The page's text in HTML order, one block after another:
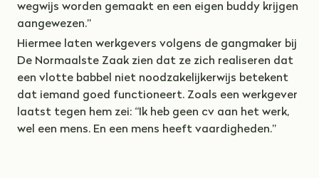
wegwijs worden gemaakt en een eigen buddy krijgen
aangewezen.”
Hiermee laten werkgevers volgens de gangmaker bij
De Normaalste Zaak zien dat ze zich realiseren dat
een vlotte babbel niet noodzakelijkerwijs betekent
dat iemand goed functioneert. Zoals een werkgever
laatst tegen hem zei: “Ik heb geen cv aan het werk,
wel een mens. En een mens heeft vaardigheden.”